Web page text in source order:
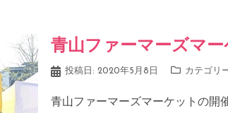
青山ファーマーズマ
投稿日: 2020年5月8日 カテゴリ
青山ファーマーズマーケットの開